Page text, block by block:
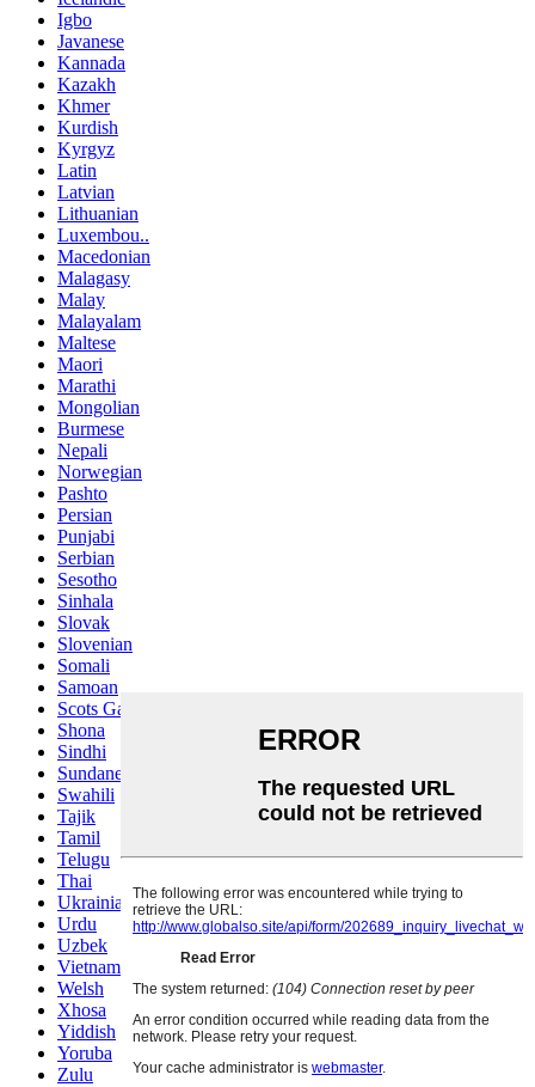
Igbo
Javanese
Kannada
Kazakh
Khmer
Kurdish
Kyrgyz
Latin
Latvian
Lithuanian
Luxembou..
Macedonian
Malagasy
Malay
Malayalam
Maltese
Maori
Marathi
Mongolian
Burmese
Nepali
Norwegian
Pashto
Persian
Punjabi
Serbian
Sesotho
Sinhala
Slovak
Slovenian
Somali
Samoan
Scots Gaelic
Shona
Sindhi
Sundanese
Swahili
Tajik
Tamil
Telugu
Thai
Ukrainian
Urdu
Uzbek
Vietnamese
Welsh
Xhosa
Yiddish
Yoruba
Zulu